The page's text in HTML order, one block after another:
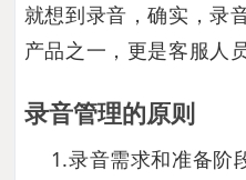
就想到录音，确实，录
产品之一，更是客服人
录音管理的原则
1.录音需求和准备阶